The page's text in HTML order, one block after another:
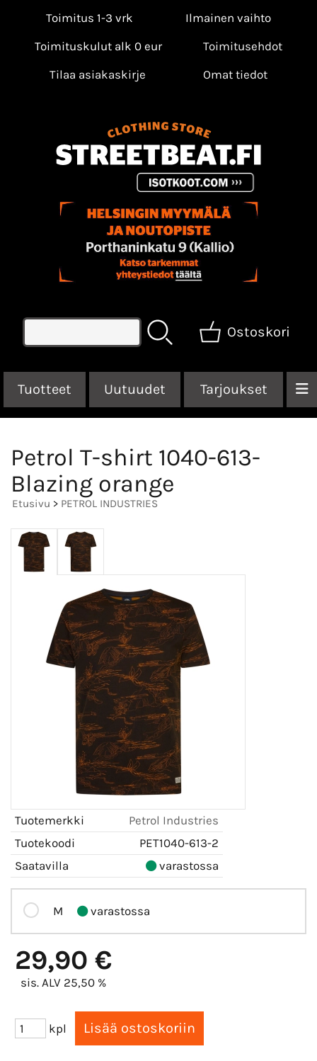
Toimitus 1-3 vrk
Ilmainen vaihto
Toimituskulut alk 0 eur
Toimitusehdot
Tilaa asiakaskirje
Omat tiedot
Ostoskori
Tuotteet Uutuudet Tarjoukset
Petrol T-shirt 1040-613-
Blazing orange
Etusivu > PETROL INDUSTRIES
Tuotemerkki
Petrol Industries
Tuotekoodi
PET1040-613-2
Saatavilla
varastossa
M varastossa
29,90 €
sis. ALV 25,50 %
kpl